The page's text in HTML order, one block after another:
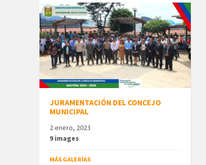
JURAMENTACIÓN DEL CONCEJO
MUNICIPAL
2 enero, 2023
9 images
MÁS GALERÍAS